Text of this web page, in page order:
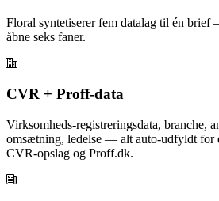
Floral syntetiserer fem datalag til én
åbne seks faner.
CVR + Proff-data
Virksomheds-registreringsdata, branche,
omsætning, ledelse — alt auto-udfyldt for
CVR-opslag og Proff.dk.